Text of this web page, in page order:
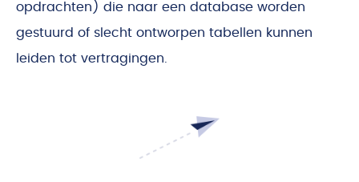
opdrachten) die naar een database worden
gestuurd of slecht ontworpen tabellen kunnen
leiden tot vertragingen.